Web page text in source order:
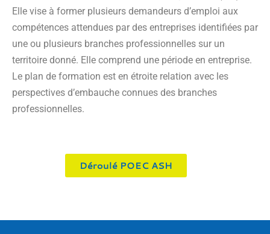
Elle vise à former plusieurs demandeurs d’emploi aux
compétences attendues par des entreprises identifiées par
une ou plusieurs branches professionnelles sur un
territoire donné. Elle comprend une période en entreprise.
Le plan de formation est en étroite relation avec les
perspectives d’embauche connues des branches
professionnelles.
Déroulé POEC ASH